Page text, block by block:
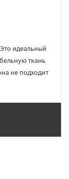
идеальный
ткань
не подходит